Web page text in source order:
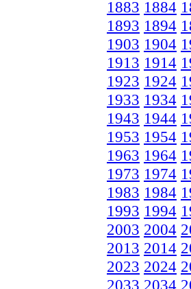
1883 1884
1893 1894
1903 1904
1913 1914
1923 1924
1933 1934
1943 1944
1953 1954
1963 1964
1973 1974
1983 1984
1993 1994
2003 2004
2013 2014
2023 2024
2033 2034